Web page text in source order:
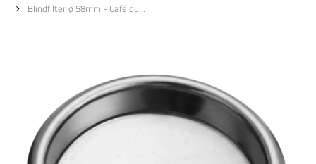
Blindfilter ø 58mm - Café du...